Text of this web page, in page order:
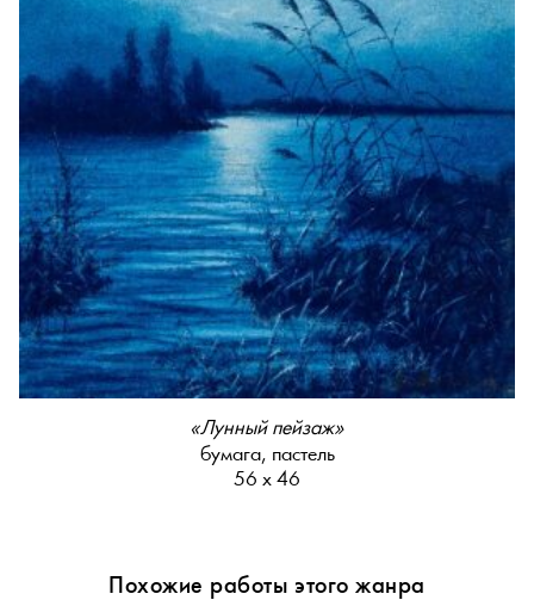
«Лунный пейзаж»
бумага, пастель
56 х 46
Похожие работы этого жанра